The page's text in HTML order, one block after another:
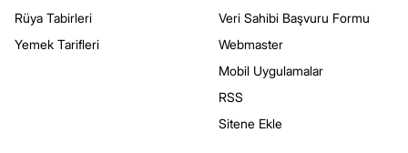
Rüya Tabirleri
Yemek Tarifleri
Veri Sahibi Başvuru Formu
Webmaster
Mobil Uygulamalar
RSS
Sitene Ekle